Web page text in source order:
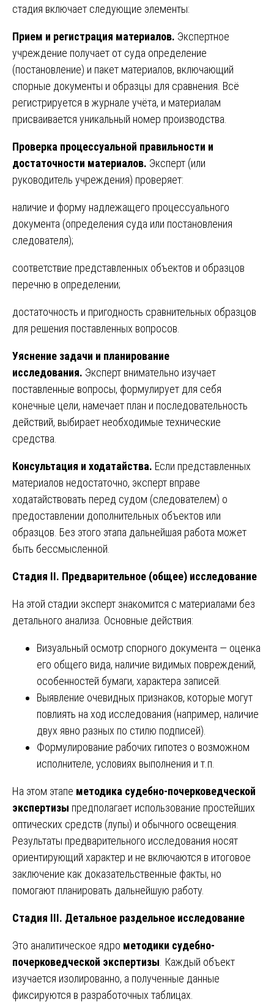
стадия включает следующие элементы:
Прием и регистрация материалов. Экспертное
учреждение получает от суда определение
(постановление) и пакет материалов, включающий
спорные документы и образцы для сравнения. Всё
регистрируется в журнале учёта, и материалам
присваивается уникальный номер производства.
Проверка процессуальной правильности и
достаточности материалов. Эксперт (или
руководитель учреждения) проверяет:
наличие и форму надлежащего процессуального
документа (определения суда или постановления
следователя);
соответствие представленных объектов и образцов
перечню в определении;
достаточность и пригодность сравнительных образцов
для решения поставленных вопросов.
Уяснение задачи и планирование
исследования. Эксперт внимательно изучает
поставленные вопросы, формулирует для себя
конечные цели, намечает план и последовательность
действий, выбирает необходимые технические
средства.
Консультация и ходатайства. Если представленных
материалов недостаточно, эксперт вправе
ходатайствовать перед судом (следователем) о
предоставлении дополнительных объектов или
образцов. Без этого этапа дальнейшая работа может
быть бессмысленной.
Стадия II. Предварительное (общее) исследование
На этой стадии эксперт знакомится с материалами без
детального анализа. Основные действия:
Визуальный осмотр спорного документа — оценка
его общего вида, наличие видимых повреждений,
особенностей бумаги, характера записей.
Выявление очевидных признаков, которые могут
повлиять на ход исследования (например, наличие
двух явно разных по стилю подписей).
Формулирование рабочих гипотез о возможном
исполнителе, условиях выполнения и т.п.
На этом этапе методика судебно-почерковедческой
экспертизы предполагает использование простейших
оптических средств (лупы) и обычного освещения.
Результаты предварительного исследования носят
ориентирующий характер и не включаются в итоговое
заключение как доказательственные факты, но
помогают планировать дальнейшую работу.
Стадия III. Детальное раздельное исследование
Это аналитическое ядро методики судебно-
почерковедческой экспертизы . Каждый объект
изучается изолированно, а полученные данные
фиксируются в разработочных таблицах.